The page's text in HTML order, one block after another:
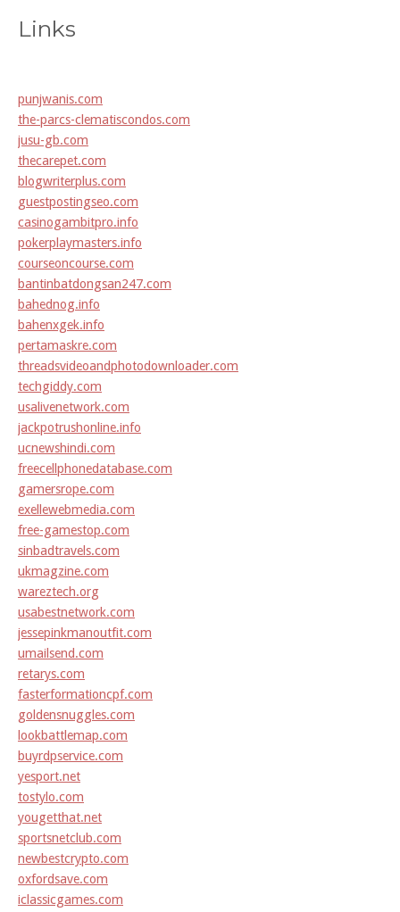
Links
punjwanis.com
the-parcs-clematiscondos.com
jusu-gb.com
thecarepet.com
blogwriterplus.com
guestpostingseo.com
casinogambitpro.info
pokerplaymasters.info
courseoncourse.com
bantinbatdongsan247.com
bahednog.info
bahenxgek.info
pertamaskre.com
threadsvideoandphotodownloader.com
techgiddy.com
usalivenetwork.com
jackpotrushonline.info
ucnewshindi.com
freecellphonedatabase.com
gamersrope.com
exellewebmedia.com
free-gamestop.com
sinbadtravels.com
ukmagzine.com
wareztech.org
usabestnetwork.com
jessepinkmanoutfit.com
umailsend.com
retarys.com
fasterformationcpf.com
goldensnuggles.com
lookbattlemap.com
buyrdpservice.com
yesport.net
tostylo.com
yougetthat.net
sportsnetclub.com
newbestcrypto.com
oxfordsave.com
iclassicgames.com